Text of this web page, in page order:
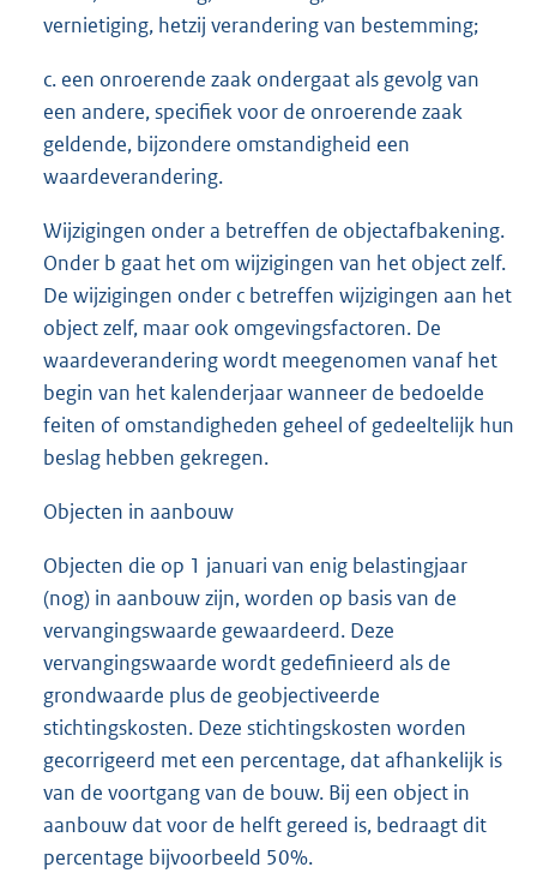
vernietiging, hetzij verandering van bestemming;
c. een onroerende zaak ondergaat als gevolg van
een andere, specifiek voor de onroerende zaak
geldende, bijzondere omstandigheid een
waardeverandering.
Wijzigingen onder a betreffen de objectafbakening.
Onder b gaat het om wijzigingen van het object zelf.
De wijzigingen onder c betreffen wijzigingen aan het
object zelf, maar ook omgevingsfactoren. De
waardeverandering wordt meegenomen vanaf het
begin van het kalenderjaar wanneer de bedoelde
feiten of omstandigheden geheel of gedeeltelijk hun
beslag hebben gekregen.
Objecten in aanbouw
Objecten die op 1 januari van enig belastingjaar
(nog) in aanbouw zijn, worden op basis van de
vervangingswaarde gewaardeerd. Deze
vervangingswaarde wordt gedefinieerd als de
grondwaarde plus de geobjectiveerde
stichtingskosten. Deze stichtingskosten worden
gecorrigeerd met een percentage, dat afhankelijk is
van de voortgang van de bouw. Bij een object in
aanbouw dat voor de helft gereed is, bedraagt dit
percentage bijvoorbeeld 50%.